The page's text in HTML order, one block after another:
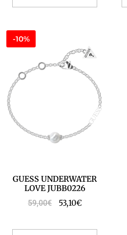
-10%
GUESS UNDERWATER
LOVE JUBB0226
59,00€ 53,10€